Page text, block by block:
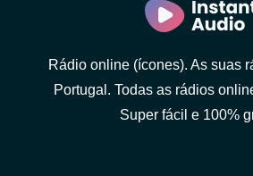
Rádio online (ícones). As suas
Portugal. Todas as rádios
Super fácil e 100%